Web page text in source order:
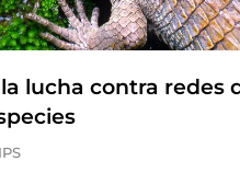
lucha contra redes